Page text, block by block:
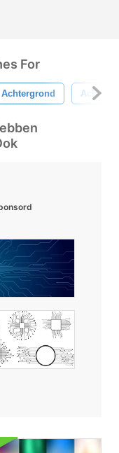
For
Achtergrond